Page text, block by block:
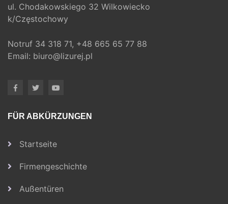
ul. Chodakowskiego 32 Wilkowiecko
k/Częstochowy
Notruf 34 318 71, +48 665 65 77 88
Email: biuro@lizurej.pl
FÜR ABKÜRZUNGEN
Startseite
Firmengeschichte
Außentüren